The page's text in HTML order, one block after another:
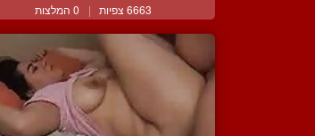
6663 צפיות | 0 המלצות